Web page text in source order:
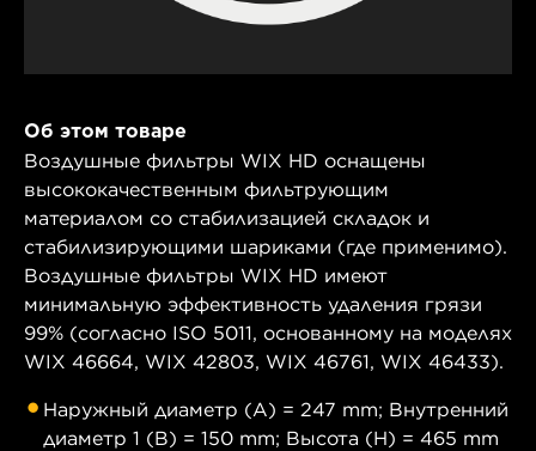
Об этом товаре
Воздушные фильтры WIX HD оснащены
высококачественным фильтрующим
материалом со стабилизацией складок и
стабилизирующими шариками (где применимо).
Воздушные фильтры WIX HD имеют
минимальную эффективность удаления грязи
99% (согласно ISO 5011, основанному на моделях
WIX 46664, WIX 42803, WIX 46761, WIX 46433).
Наружный диаметр (A) = 247 mm; Внутренний
диаметр 1 (B) = 150 mm; Высота (H) = 465 mm